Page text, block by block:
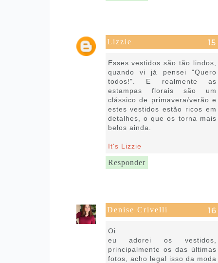
Lizzie
Esses vestidos são tão lindos,
quando vi já pensei "Quero
todos!". E realmente as
estampas florais são um
clássico de primavera/verão e
estes vestidos estão ricos em
detalhes, o que os torna mais
belos ainda.
It's Lizzie
Responder
Denise Crivelli
Oi
eu adorei os vestidos,
principalmente os das últimas
fotos, acho legal isso da moda